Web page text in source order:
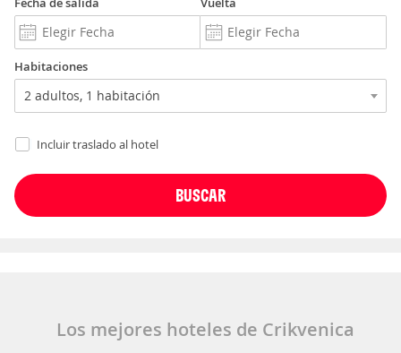
Habitaciones
Incluir traslado al hotel
Los mejores hoteles de Crikvenica